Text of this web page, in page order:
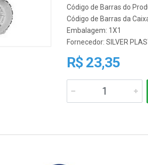
Código de Barras do
Código de Barras da
Embalagem: 1X1
Fornecedor: SILVER
R$ 23,35